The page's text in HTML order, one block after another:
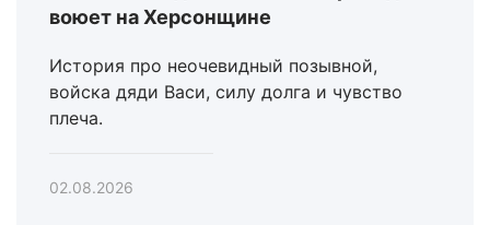
воюет на Херсонщине
История про неочевидный позывной,
войска дяди Васи, силу долга и чувство
плеча.
02.08.2026